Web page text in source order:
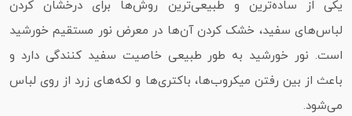
یکی از ساده‌ترین و طبیعی‌ترین روش‌ها برای درخشان کردن
لباس‌های سفید، خشک کردن آن‌ها در معرض نور مستقیم خورشید
است. نور خورشید به طور طبیعی خاصیت سفید کنندگی دارد و
باعث از بین رفتن میکروب‌ها، باکتری‌ها و لکه‌های زرد از روی لباس
می‌شود.